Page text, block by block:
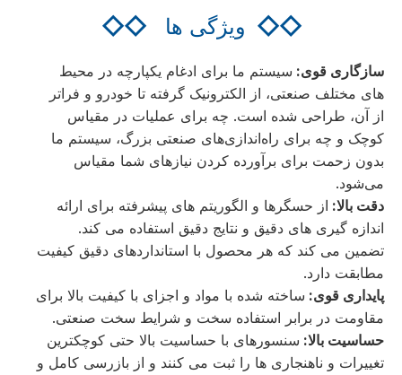
◇◇ ویژگی ها◇◇
سازگاری قوی: سیستم ما برای ادغام یکپارچه در محیط
های مختلف صنعتی، از الکترونیک گرفته تا خودرو و فراتر
از آن، طراحی شده است. چه برای عملیات در مقیاس
کوچک و چه برای راه‌اندازی‌های صنعتی بزرگ، سیستم ما
بدون زحمت برای برآورده کردن نیازهای شما مقیاس
می‌شود.
دقت بالا: از حسگرها و الگوریتم های پیشرفته برای ارائه
اندازه گیری های دقیق و نتایج دقیق استفاده می کند.
تضمین می کند که هر محصول با استانداردهای دقیق کیفیت
مطابقت دارد.
پایداری قوی: ساخته شده با مواد و اجزای با کیفیت بالا برای
مقاومت در برابر استفاده سخت و شرایط سخت صنعتی.
حساسیت بالا: سنسورهای با حساسیت بالا حتی کوچکترین
تغییرات و ناهنجاری ها را ثبت می کنند و از بازرسی کامل و